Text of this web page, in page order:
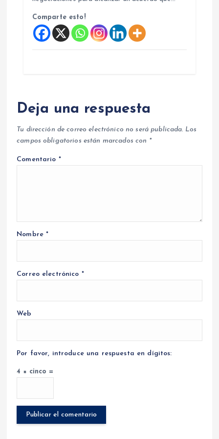
Comparte esto!
Deja una respuesta
Tu dirección de correo electrónico no será publicada. Los
campos obligatorios están marcados con *
Comentario *
Nombre*
Correo electrónico *
Web
Por favor, introduce una respuesta en dígitos:
4 × cinco =